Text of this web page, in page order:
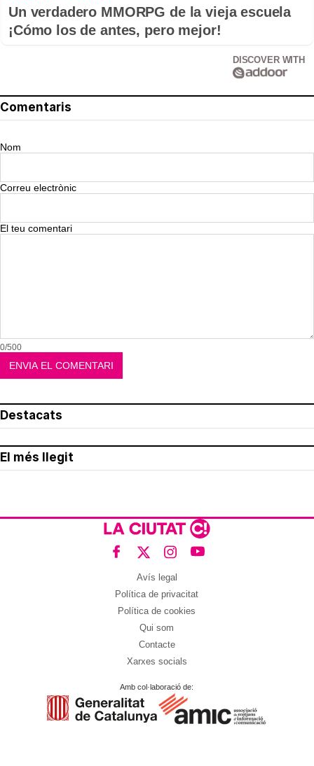
Un verdadero MMORPG de la vieja escuela
¡Cómo los de antes, pero mejor!
DISCOVER WITH
Comentaris
Nom
Correu electrònic
El teu comentari
0/500
Destacats
El més llegit
Avís legal
Política de privacitat
Política de cookies
Qui som
Contacte
Xarxes socials
Amb col·laboració de: